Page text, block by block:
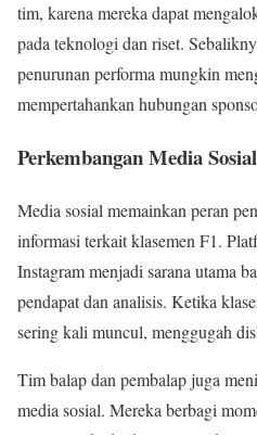
tim, karena mereka dapat
pada teknologi dan riset.
penurunan performa mungkin
mempertahankan hubungan
Perkembangan Media Sosial
Media sosial memainkan peran
informasi terkait klasemen F1.
Instagram menjadi sarana utama
pendapat dan analisis. Ketika
sering kali muncul, menggugah
Tim balap dan pembalap juga
media sosial. Mereka berbagi